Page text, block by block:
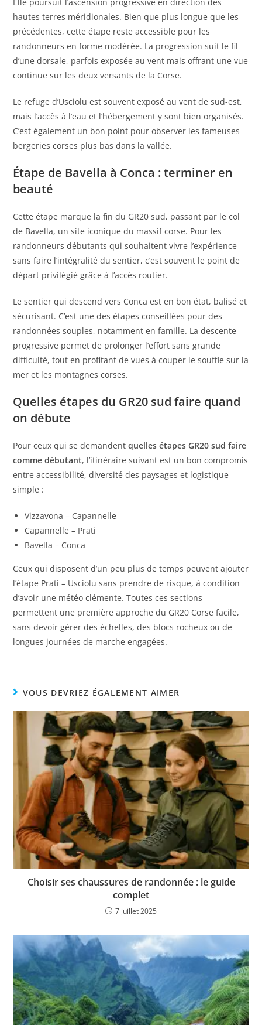
hautes terres méridionales. Bien que plus longue que les
précédentes, cette étape reste accessible pour les
randonneurs en forme modérée. La progression suit le fil
d’une dorsale, parfois exposée au vent mais offrant une vue
continue sur les deux versants de la Corse.
Le refuge d’Usciolu est souvent exposé au vent de sud-est,
mais l’accès à l’eau et l’hébergement y sont bien organisés.
C’est également un bon point pour observer les fameuses
bergeries corses plus bas dans la vallée.
Étape de Bavella à Conca : terminer en
beauté
Cette étape marque la fin du GR20 sud, passant par le col
de Bavella, un site iconique du massif corse. Pour les
randonneurs débutants qui souhaitent vivre l’expérience
sans faire l’intégralité du sentier, c’est souvent le point de
départ privilégié grâce à l’accès routier.
Le sentier qui descend vers Conca est en bon état, balisé et
sécurisant. C’est une des étapes conseillées pour des
randonnées souples, notamment en famille. La descente
progressive permet de prolonger l’effort sans grande
difficulté, tout en profitant de vues à couper le souffle sur la
mer et les montagnes corses.
Quelles étapes du GR20 sud faire quand
on débute
Pour ceux qui se demandentquelles étapes GR20 sud faire
comme débutant, l’itinéraire suivant est un bon compromis
entre accessibilité, diversité des paysages et logistique
simple :
Vizzavona – Capannelle
Capannelle – Prati
Bavella – Conca
Ceux qui disposent d’un peu plus de temps peuvent ajouter
l’étape Prati – Usciolu sans prendre de risque, à condition
d’avoir une météo clémente. Toutes ces sections
permettent une première approche du GR20 Corse facile,
sans devoir gérer des échelles, des blocs rocheux ou de
longues journées de marche engagées.
VOUS DEVRIEZ ÉGALEMENT AIMER
Choisir ses chaussures de randonnée : le guide
complet
7 juillet 2025